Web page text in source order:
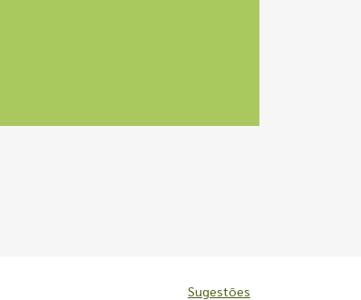
Sugestões